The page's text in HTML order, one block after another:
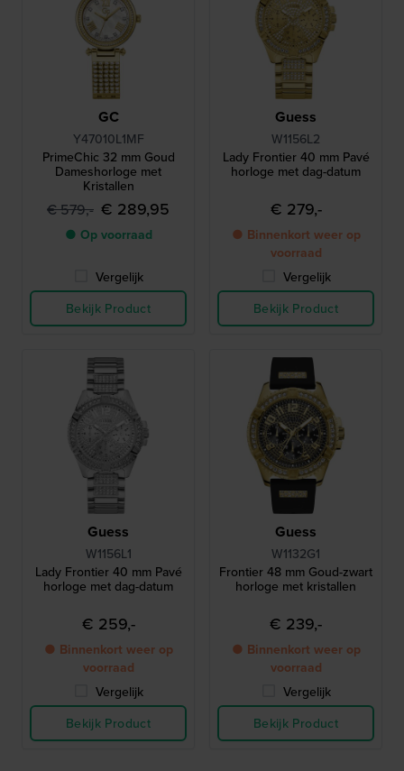
GC
Y47010L1MF
PrimeChic 32 mm Goud
Dameshorloge met
Kristallen
€ 579,- € 289,95
● Op voorraad
Vergelijk
Bekijk Product
Guess
W1156L2
Lady Frontier 40 mm Pavé
horloge met dag-datum
€ 279,-
● Binnenkort weer op
voorraad
Vergelijk
Bekijk Product
Guess
W1156L1
Lady Frontier 40 mm Pavé
horloge met dag-datum
€ 259,-
● Binnenkort weer op
voorraad
Vergelijk
Bekijk Product
Guess
W1132G1
Frontier 48 mm Goud-zwart
horloge met kristallen
€ 239,-
● Binnenkort weer op
voorraad
Vergelijk
Bekijk Product